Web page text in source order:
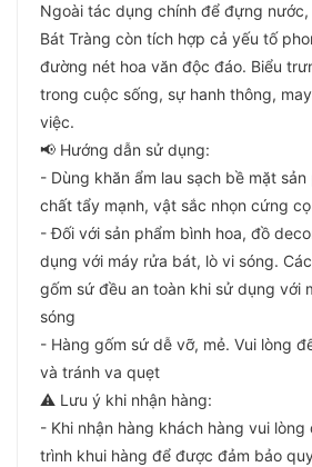
Ngoài tác dụng chính để đựng
Bát Tràng còn tích hợp cả yếu tố
đường nét hoa văn độc đáo. Biểu
trong cuộc sống, sự hanh thông,
việc.
📢 Hướng dẫn sử dụng:
- Dùng khăn ẩm lau sạch bề mặt
chất tẩy mạnh, vật sắc nhọn cứng
- Đối với sản phẩm bình hoa, đồ
dụng với máy rửa bát, lò vi sóng.
gốm sứ đều an toàn khi sử dụng với
sóng
- Hàng gốm sứ dễ vỡ, mẻ. Vui lòng
và tránh va quẹt
⚠️ Lưu ý khi nhận hàng:
- Khi nhận hàng khách hàng vui lòng
trình khui hàng để được đảm bảo